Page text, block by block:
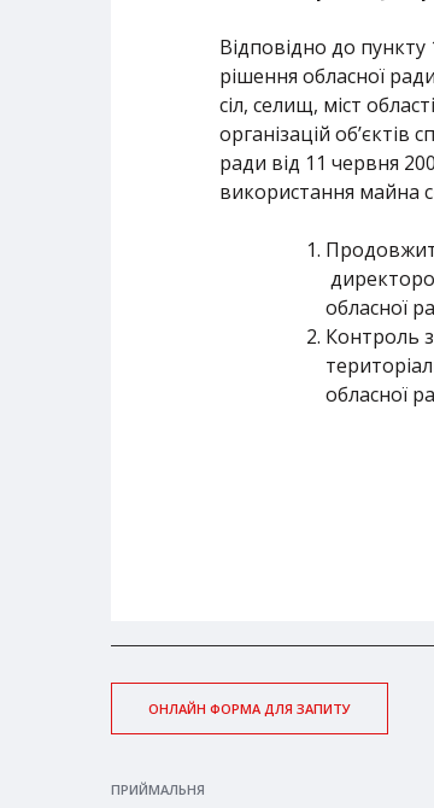
Відповідно до пункту
рішення обласної
сіл, селищ, міст
організацій об’єктів
ради від 11 червня
використання майна
обласної
Контроль
обласної
ОНЛАЙН ФОРМА ДЛЯ ЗАПИТУ
ПРИЙМАЛЬНЯ